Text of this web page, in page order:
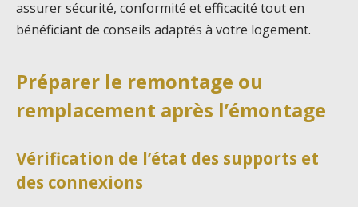
assurer sécurité, conformité et efficacité tout en
bénéficiant de conseils adaptés à votre logement.
Préparer le remontage ou
remplacement après l’émontage
Vérification de l’état des supports et
des connexions